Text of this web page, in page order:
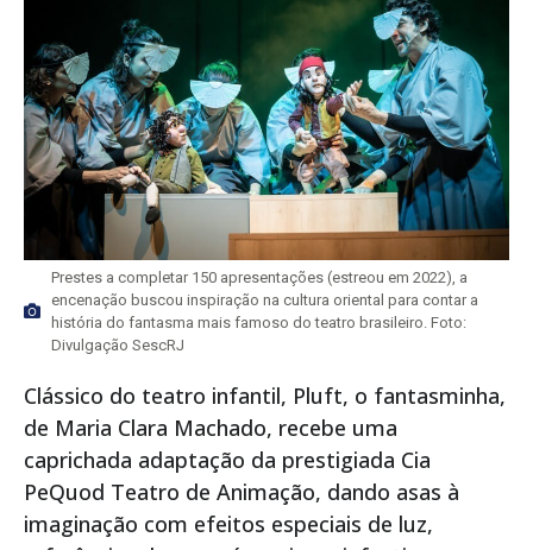
Prestes a completar 150 apresentações (estreou em 2022), a
encenação buscou inspiração na cultura oriental para contar a
história do fantasma mais famoso do teatro brasileiro. Foto:
Divulgação SescRJ
Clássico do teatro infantil, Pluft, o fantasminha,
de Maria Clara Machado, recebe uma
caprichada adaptação da prestigiada Cia
PeQuod Teatro de Animação, dando asas à
imaginação com efeitos especiais de luz,